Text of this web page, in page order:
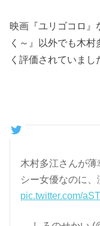
映画『ユリゴコロ』
く～』以外でも木
く評価されていまし
木村多江さんが
シー女優なのに
pic.twitter.com/